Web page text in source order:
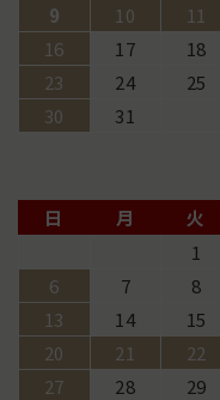
9
10 11
16
17 18
23
24 25
30
31
日
月 火
1
6
7 8
13
14 15
20
21 22
27
28 29